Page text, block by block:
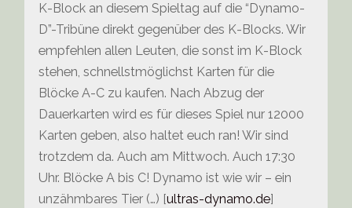
K-Block an diesem Spieltag auf die “Dynamo-
D”-Tribüne direkt gegenüber des K-Blocks. Wir
empfehlen allen Leuten, die sonst im K-Block
stehen, schnellstmöglichst Karten für die
Blöcke A-C zu kaufen. Nach Abzug der
Dauerkarten wird es für dieses Spiel nur 12000
Karten geben, also haltet euch ran! Wir sind
trotzdem da. Auch am Mittwoch. Auch 17:30
Uhr. Blöcke A bis C! Dynamo ist wie wir – ein
unzähmbares Tier (…) [ultras-dynamo.de]